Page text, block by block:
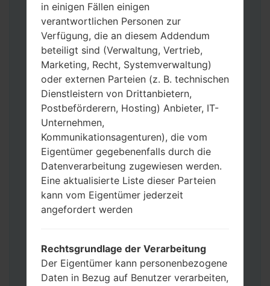
Laden Sie auf Ihren PC:
Version herunter.
Dann laden Sie die Firmware-Datei
herunter und entpacken Sie sie.
Sie brauchen 1(wählen Sie hier 1 Firmware-
Datei aus) oder 5 (wählen Sie 5 Firmware-
Dateien aus) Firmware-Dateien:
AP: „System & Recovery“
CP: „Modem & Radio“
CSC_***: „Country & Region & Operator“
HOME_CSC_***: „Country & Region &
Operator“
Fügen Sie dem Programm Odin 3 alle
Dateien hinzu.
Wenn Sie das Telefon flashen und auf die
möchten, wählen Sie CSC_***, in einem
anderen Fall wählen Sie HOME_CSC_***
um Ihre Daten zu speichern.
in einigen Fällen einigen
verantwortlichen Personen zur
Verfügung, die an diesem Addendum
beteiligt sind (Verwaltung, Vertrieb,
Marketing, Recht, Systemverwaltung)
oder externen Parteien (z. B. technischen
Dienstleistern von Drittanbietern,
Postbeförderern, Hosting) Anbieter, IT-
Unternehmen,
Kommunikationsagenturen), die vom
Eigentümer gegebenenfalls durch die
Datenverarbeitung zugewiesen werden.
Eine aktualisierte Liste dieser Parteien
kann vom Eigentümer jederzeit
angefordert werden
Rechtsgrundlage der Verarbeitung
Der Eigentümer kann personenbezogene
Daten in Bezug auf Benutzer verarbeiten,